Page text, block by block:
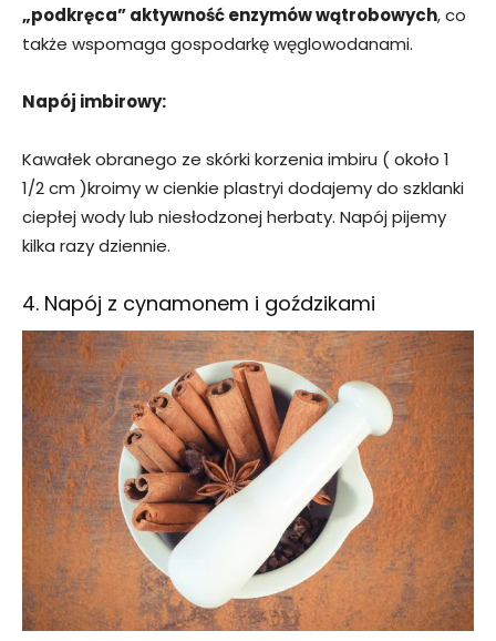
„podkręca” aktywność enzymów wątrobowych, co
także wspomaga gospodarkę węglowodanami.
Napój imbirowy:
Kawałek obranego ze skórki korzenia imbiru ( około 1
1/2 cm )kroimy w cienkie plastryi dodajemy do szklanki
ciepłej wody lub niesłodzonej herbaty. Napój pijemy
kilka razy dziennie.
4. Napój z cynamonem i goździkami